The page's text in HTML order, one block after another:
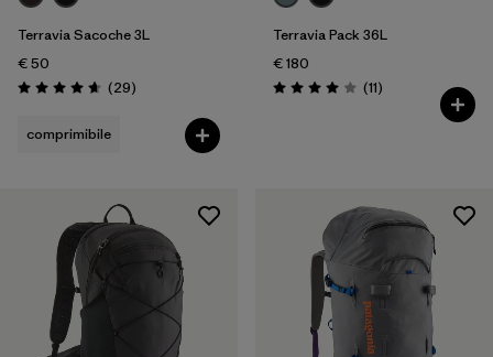
Terravia Sacoche 3L
€ 50
Valutazione: 4.7 / 5
(29Recensioni
)
comprimibile
Terravia Pack 36L
€ 180
Valutazione: 4.0 / 5
(11Recensioni
)